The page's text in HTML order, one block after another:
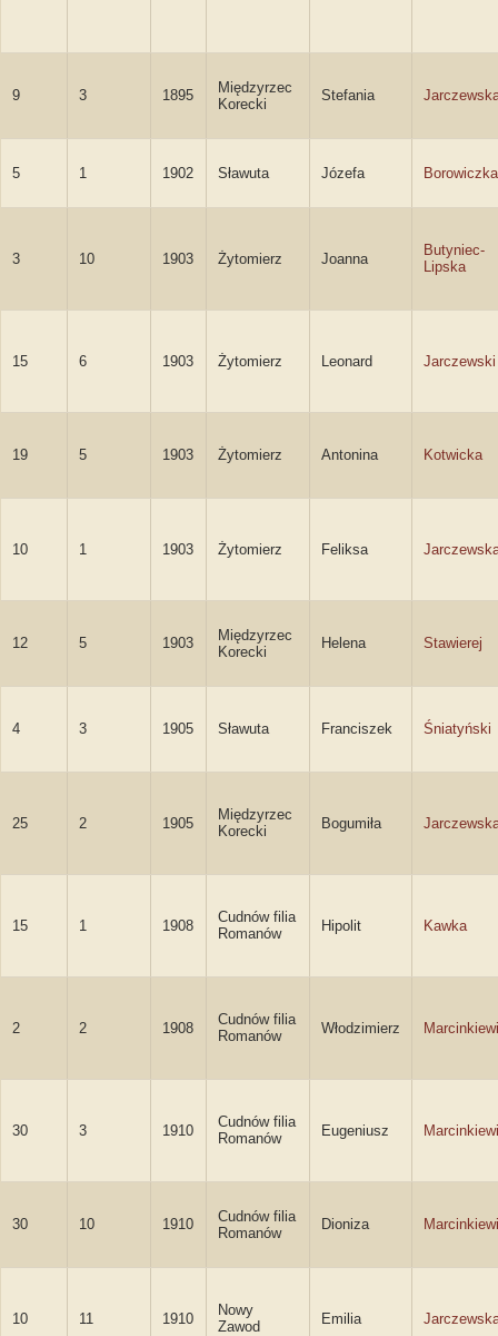
9 3 1895
Międzyrzec
Korecki
Stefania
5 1 1902 Sławuta Józefa Borowiczka
3 10 1903 Żytomierz Joanna
Butyniec-
Lipska
15 6 1903 Żytomierz Leonard Jarczewski
19 5 1903 Żytomierz Antonina Kotwicka
10 1 1903 Żytomierz Feliksa
12 5 1903
Międzyrzec
Korecki
Helena Stawierej
4 3 1905 Sławuta Franciszek Śniatyński
25 2 1905
Międzyrzec
Korecki
Bogumiła
15 1 1908
Cudnów filia
Romanów
Hipolit Kawka
2 2 1908
Cudnów filia
Romanów
Włodzimierz
30 3 1910
Cudnów filia
Romanów
Eugeniusz
30 10 1910
Cudnów filia
Romanów
Dioniza
10 11 1910
Nowy
Zawod
Emilia